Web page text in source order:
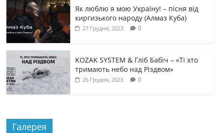
Як люблю я мою Україну! – пісня від
киргизького народу (Алмаз Куба)
27 Грудня, 2023 0
KOZAK SYSTEM & Гліб Бабіч – «Ті хто
тримають небо над Різдвом»
26 Грудня, 2023 0
Галерея